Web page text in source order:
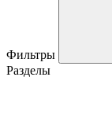
Фильтры
Разделы